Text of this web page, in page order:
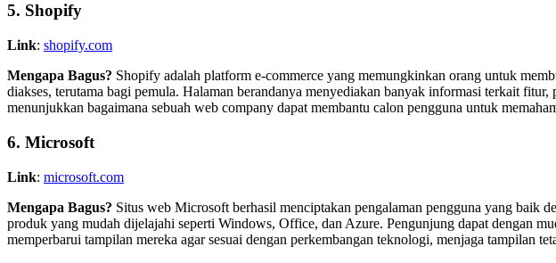
5. Shopify
Link: shopify.com
Mengapa Bagus? Shopify adalah platform e-commerce yang memungkinkan orang untuk
diakses, terutama bagi pemula. Halaman berandanya menyediakan banyak informasi terkait
menunjukkan bagaimana sebuah web company dapat membantu calon pengguna untuk
6. Microsoft
Link: microsoft.com
Mengapa Bagus? Situs web Microsoft berhasil menciptakan pengalaman pengguna yang baik
produk yang mudah dijelajahi seperti Windows, Office, dan Azure. Pengunjung dapat dengan
memperbarui tampilan mereka agar sesuai dengan perkembangan teknologi, menjaga tampilan